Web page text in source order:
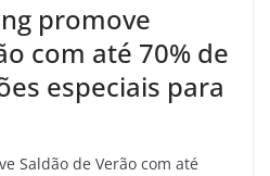
promove
com até 70% de
especiais para
Saldão de Verão com até